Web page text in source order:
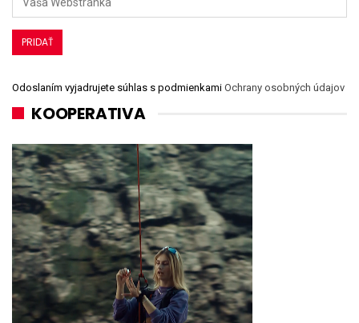
Odoslaním vyjadrujete súhlas s podmienkami Ochrany osobných údajov
KOOPERATIVA